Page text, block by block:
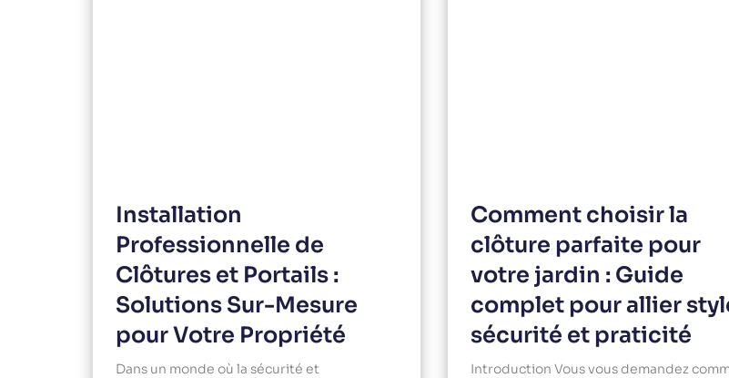
Installation
Professionnelle de
Clôtures et Portails :
Solutions Sur-Mesure
pour Votre Propriété
Dans un monde où la sécurité et
Comment choisir la
clôture parfaite pour
votre jardin : Guide
complet pour allier
sécurité et praticité
Introduction Vous vous demandez